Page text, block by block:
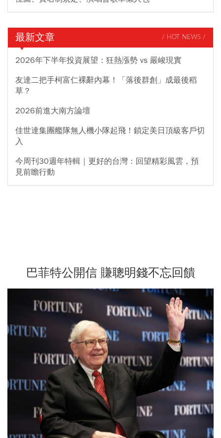
最新文章 / HOT NEWS /
2026年下半年投資展望：狂熱漲勢 vs 嚴峻現實
友達二把手柯富仁裸辭內幕！「落後群創」成最後稻
草？
2026前進大南方論壇
佳世達集團艦隊無人機小隊起飛！鎖定美日頂級客戶切
入
今周刊30週年特輯｜更好的台灣：回望精彩風雲，預
見前瞻行動
巴菲特公開信 賺聰明錢不忘回饋